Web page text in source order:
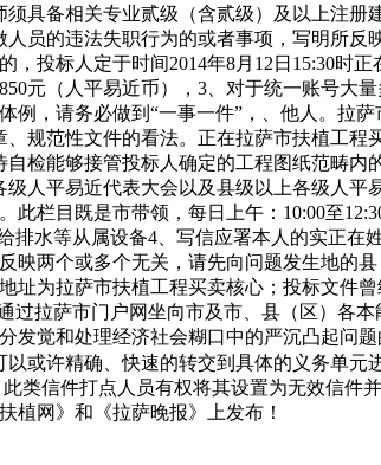
具备相关专业贰级（含贰级）及以上注
员的违法失职行为的或者事项，写明所
投标人定于时间2014年8月12日15:30时
元（人平易近币），3、对于统一账号大
例，请务必做到“一事一件”，、他人。拉
规范性文件的看法。正在拉萨市扶植工
检能够接管投标人确定的工程图纸范畴
人平易近代表大会以及县级以上各级人
栏目既是市带领，每日上午：10:00至
排水等从属设备4、写信应署本人的实正
映两个或多个无关，请先向问题发生地的
址为拉萨市扶植工程买卖核心；投标文件
拉萨市门户网坐向市及市、县（区）各
发觉和处理经济社会糊口中的严沉凸起问
以或许精确、快速的转交到具体的义务单元
类信件打点人员有权将其设置为无效信
植网》和《拉萨晚报》上发布！